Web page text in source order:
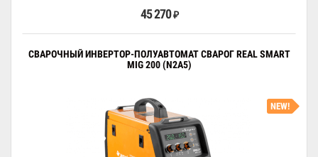
45 270 ₽
СВАРОЧНЫЙ ИНВЕРТОР-ПОЛУАВТОМАТ СВАРОГ REAL SMART
MIG 200 (N2A5)
NEW!